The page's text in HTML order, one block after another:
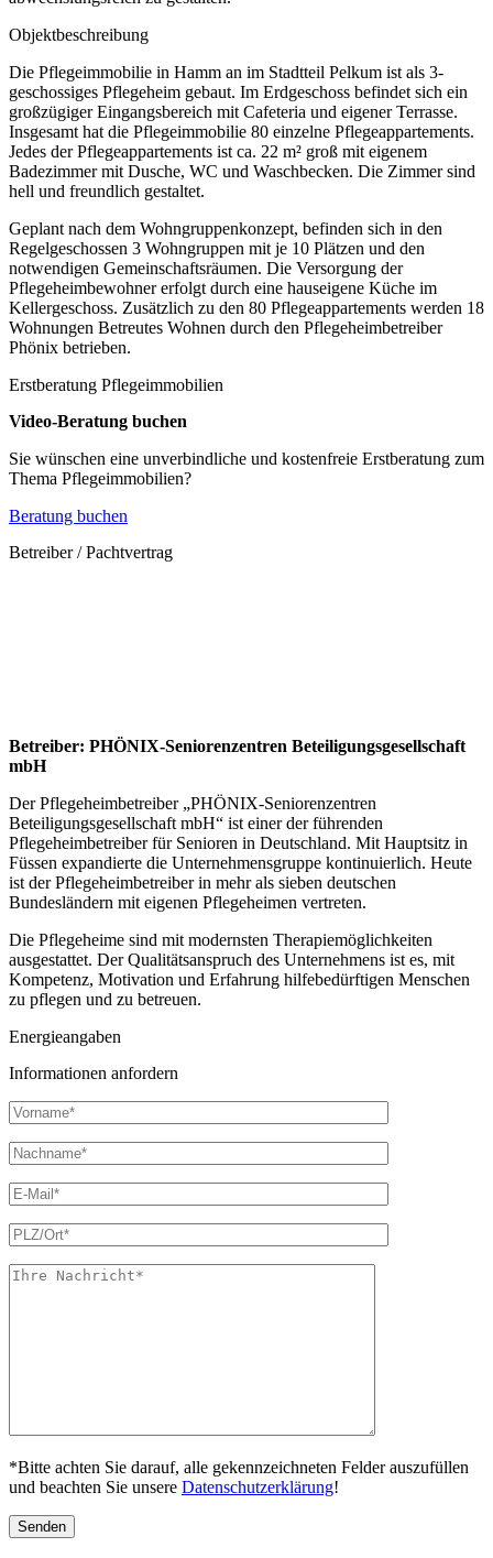
Objektbeschreibung
Die Pflegeimmobilie in Hamm an im Stadtteil Pelkum ist als 3-
geschossiges Pflegeheim gebaut. Im Erdgeschoss befindet sich ein
großzügiger Eingangsbereich mit Cafeteria und eigener Terrasse.
Insgesamt hat die Pflegeimmobilie 80 einzelne Pflegeappartements.
Jedes der Pflegeappartements ist ca. 22 m² groß mit eigenem
Badezimmer mit Dusche, WC und Waschbecken. Die Zimmer sind
hell und freundlich gestaltet.
Geplant nach dem Wohngruppenkonzept, befinden sich in den
Regelgeschossen 3 Wohngruppen mit je 10 Plätzen und den
notwendigen Gemeinschaftsräumen. Die Versorgung der
Pflegeheimbewohner erfolgt durch eine hauseigene Küche im
Kellergeschoss. Zusätzlich zu den 80 Pflegeappartements werden 18
Wohnungen Betreutes Wohnen durch den Pflegeheimbetreiber
Phönix betrieben.
Erstberatung Pflegeimmobilien
Video-Beratung buchen
Sie wünschen eine unverbindliche und kostenfreie Erstberatung zum
Thema Pflegeimmobilien?
Beratung buchen
Betreiber / Pachtvertrag
Betreiber: PHÖNIX-Seniorenzentren Beteiligungsgesellschaft
mbH
Der Pflegeheimbetreiber „PHÖNIX-Seniorenzentren
Beteiligungsgesellschaft mbH“ ist einer der führenden
Pflegeheimbetreiber für Senioren in Deutschland. Mit Hauptsitz in
Füssen expandierte die Unternehmensgruppe kontinuierlich. Heute
ist der Pflegeheimbetreiber in mehr als sieben deutschen
Bundesländern mit eigenen Pflegeheimen vertreten.
Die Pflegeheime sind mit modernsten Therapiemöglichkeiten
ausgestattet. Der Qualitätsanspruch des Unternehmens ist es, mit
Kompetenz, Motivation und Erfahrung hilfebedürftigen Menschen
zu pflegen und zu betreuen.
Energieangaben
Informationen anfordern
*Bitte achten Sie darauf, alle gekennzeichneten Felder auszufüllen
und beachten Sie unsere Datenschutzerklärung!
Bitte lasse dieses Feld leer.